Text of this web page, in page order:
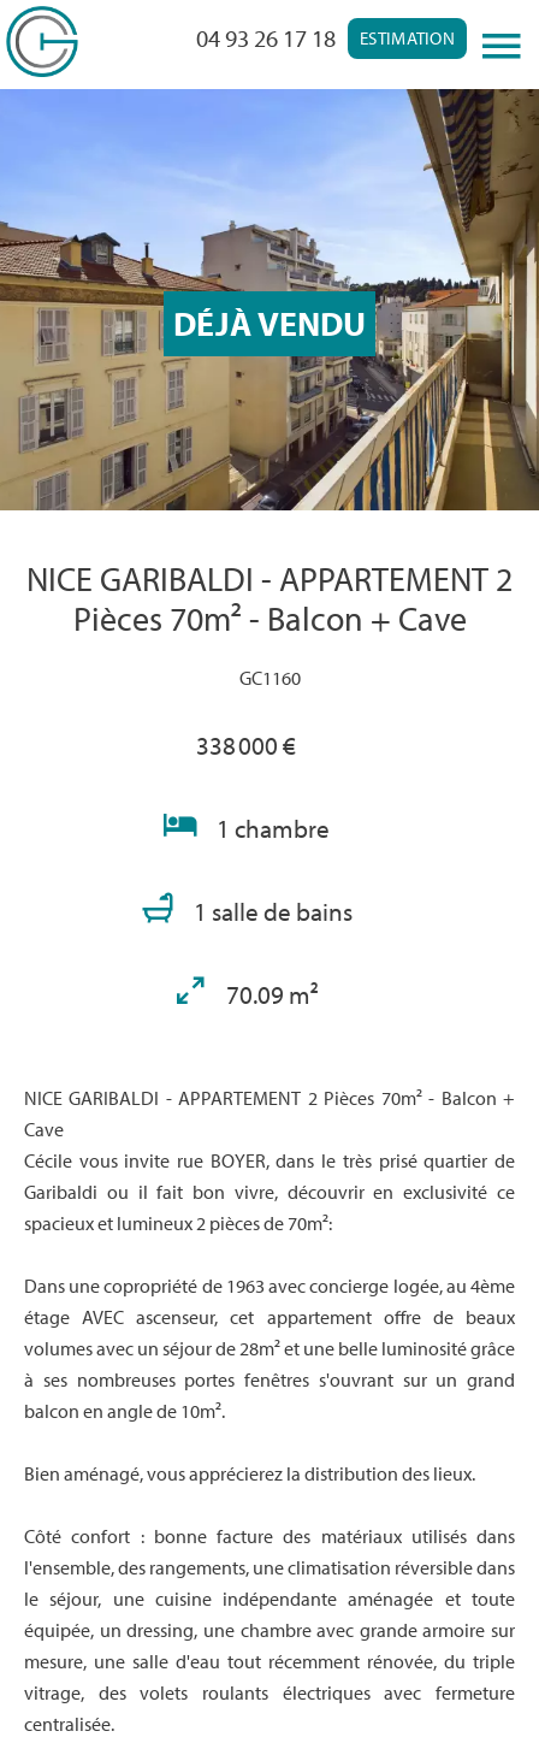
ESTIMATION
04 93 26 17 18
DÉJÀ VENDU
NICE GARIBALDI - APPARTEMENT 2
Pièces 70m² - Balcon + Cave
GC1160
338 000 €
1 chambre
1 salle de bains
70.09 m²
NICE GARIBALDI - APPARTEMENT 2 Pièces 70m² - Balcon +
Cave
Cécile vous invite rue BOYER, dans le très prisé quartier de
Garibaldi ou il fait bon vivre, découvrir en exclusivité ce
spacieux et lumineux 2 pièces de 70m²:
Dans une copropriété de 1963 avec concierge logée, au 4ème
étage AVEC ascenseur, cet appartement offre de beaux
volumes avec un séjour de 28m² et une belle luminosité grâce
à ses nombreuses portes fenêtres s'ouvrant sur un grand
balcon en angle de 10m².
Bien aménagé, vous apprécierez la distribution des lieux.
Côté confort : bonne facture des matériaux utilisés dans
l'ensemble, des rangements, une climatisation réversible dans
le séjour, une cuisine indépendante aménagée et toute
équipée, un dressing, une chambre avec grande armoire sur
mesure, une salle d'eau tout récemment rénovée, du triple
vitrage, des volets roulants électriques avec fermeture
centralisée.